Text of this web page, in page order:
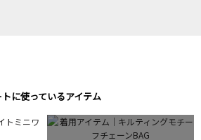
に使っているアイテム